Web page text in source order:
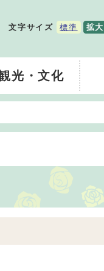
文字サイズ 標準 拡大
光・文化